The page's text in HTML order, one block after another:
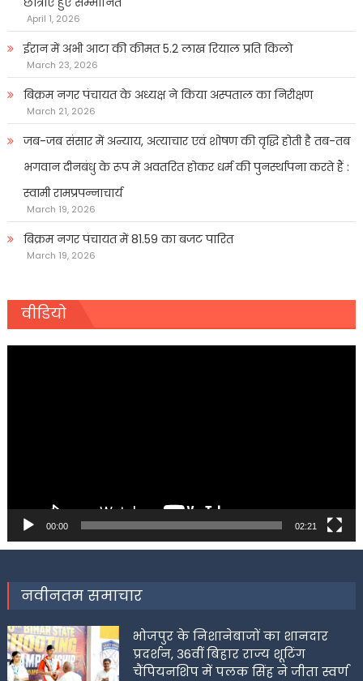
April 1, 2026
ईरान में अभी आटा की कीमत 5.2 लाख रियाल प्रति किलो
March 23, 2026
बिक्रम नगर पंचायत के अध्यक्ष ने किया अस्पताल का निरीक्षण
March 21, 2026
जब-जब संसार में अन्याय, अत्याचार एवं शोषण की वृद्धि होती है तब-तब
भगवान दीनबंधु के रूप में अवतरित होकर धर्म की पुनर्स्थापना करते हैं :
स्वामी रामप्रपन्नाचार्य
March 19, 2026
बिक्रम नगर पंचायत में 81.59 का बजट पारित
March 19, 2026
वीडियो
00:00 02:21
नवीनतम समाचार
भोजपुर के निशानेबाजों का शानदार
प्रदर्शन, 36वीं बिहार राज्य शूटिंग
चैंपियनशिप में पलक सिंह ने जीता स्वर्ण